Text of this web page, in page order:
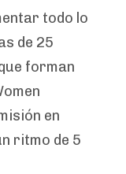
todo lo
de 25
forman
en
ritmo de 5